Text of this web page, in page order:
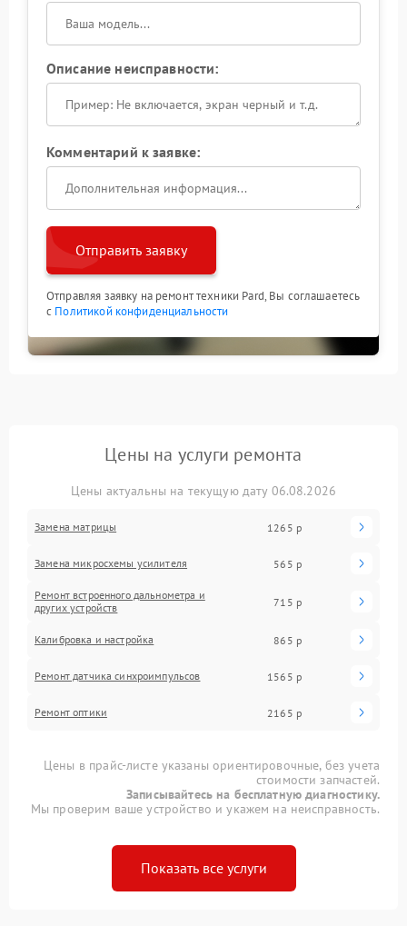
Описание неисправности:
Комментарий к заявке:
Отправить заявку
Отправляя заявку на ремонт техники Pard, Вы соглашаетесь
с Политикой конфиденциальности
Цены на услуги ремонта
Цены актуальны на текущую дату 06.08.2026
Замена матрицы 1265 р
Замена микросхемы усилителя 565 р
Ремонт встроенного дальнометра и
других устройств
715 р
Калибровка и настройка 865 р
Ремонт датчика синхроимпульсов 1565 р
Ремонт оптики 2165 р
Цены в прайс-листе указаны ориентировочные, без учета
стоимости запчастей.
Записывайтесь на бесплатную диагностику.
Мы проверим ваше устройство и укажем на неисправность.
Показать все услуги